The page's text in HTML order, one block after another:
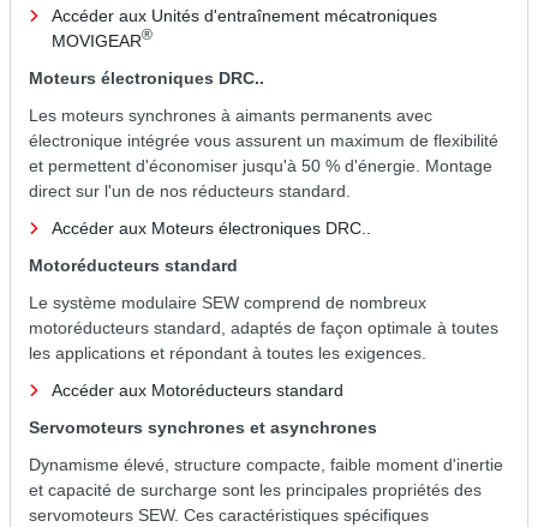
Accéder aux Unités d'entraînement mécatroniques
MOVIGEAR®
Moteurs électroniques DRC..
Les moteurs synchrones à aimants permanents avec
électronique intégrée vous assurent un maximum de flexibilité
et permettent d'économiser jusqu'à 50 % d'énergie. Montage
direct sur l'un de nos réducteurs standard.
Accéder aux Moteurs électroniques DRC..
Motoréducteurs standard
Le système modulaire SEW comprend de nombreux
motoréducteurs standard, adaptés de façon optimale à toutes
les applications et répondant à toutes les exigences.
Accéder aux Motoréducteurs standard
Servomoteurs synchrones et asynchrones
Dynamisme élevé, structure compacte, faible moment d'inertie
et capacité de surcharge sont les principales propriétés des
servomoteurs SEW. Ces caractéristiques spécifiques